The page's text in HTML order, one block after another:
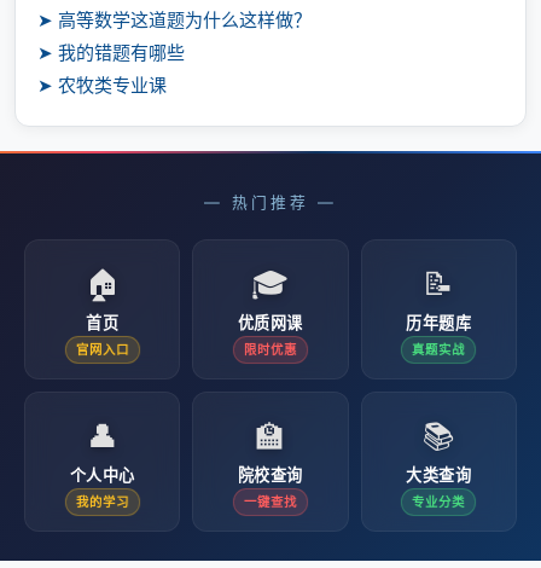
➤ 高等数学这道题为什么这样做？
➤ 我的错题有哪些
➤ 农牧类专业课
— 热门推荐 —
🏠
首页
官网入口
🎓
优质网课
限时优惠
📝
历年题库
真题实战
👤
个人中心
我的学习
🏫
院校查询
一键查找
📚
大类查询
专业分类